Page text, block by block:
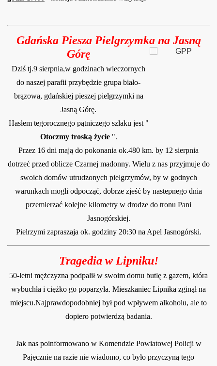
Gdańska Piesza Pielgrzymka na Jasną
Górę
Dziś tj.9 sierpnia,w godzinach wieczornych
do naszej parafii przybędzie grupa biało-
brązowa, gdańskiej pieszej pielgrzymki na
Jasną Górę.
Hasłem tegorocznego pątniczego szlaku jest "
Otoczmy troską życie".
Przez 16 dni mają do pokonania ok.480 km. by 12 sierpnia
dotrzeć przed oblicze Czarnej madonny. Wielu z nas przyjmuje do
swoich domówutrudzonych pielgrzymów, by w godnych
warunkach mogli odpocząć, dobrze zjeść by nastepnego dnia
przemierzać kolejne kilometry w drodze do tronu Pani
Jasnogórskiej.
Pielrzymi zapraszaja ok. godziny 20:30 na Apel Jasnogórski.
Tragedia w Lipniku!
50-letni mężczyzna podpalił w swoim domu butlę z gazem, która
wybuchła i ciężko go poparzyła. Mieszkaniec Lipnika zginął na
miejscu.Najprawdopodobniej był pod wpływem alkoholu, ale to
dopiero potwierdzą badania.
Jak nas poinformowano w Komendzie Powiatowej Policji w
Pajęcznie na razie nie wiadomo, co było przyczyną tego